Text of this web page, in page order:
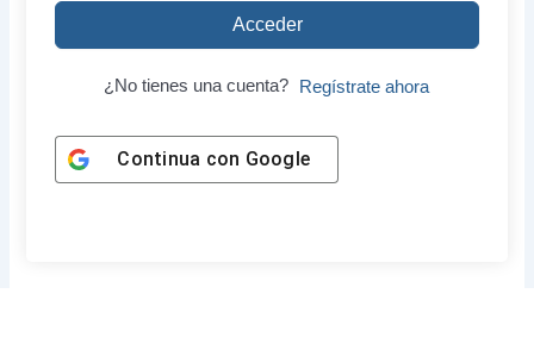
Acceder
¿No tienes una cuenta? Regístrate ahora
Continua con Google